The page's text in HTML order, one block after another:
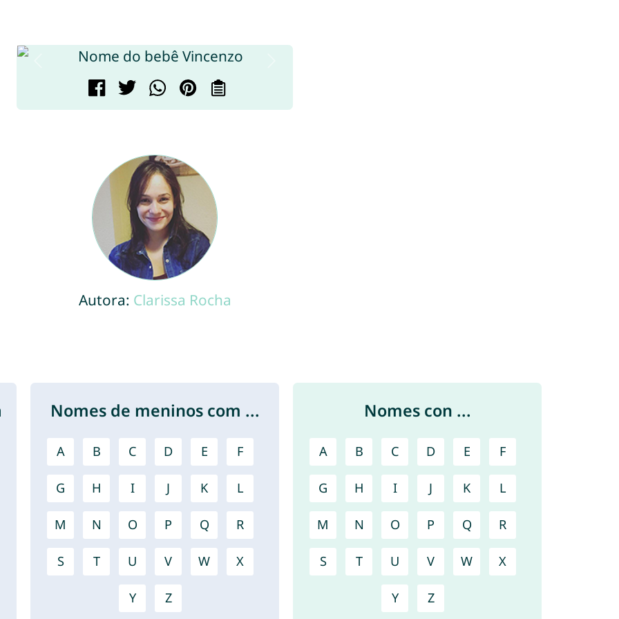
Autora: Clarissa Rocha
Nomes de meninos com ...
A B C D E F
G H I J K L
M N O P Q R
S T U V W X
Y Z
Nomes con ...
A B C D E F
G H I J K L
M N O P Q R
S T U V W X
Y Z